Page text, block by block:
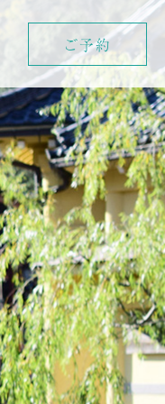
ご予約